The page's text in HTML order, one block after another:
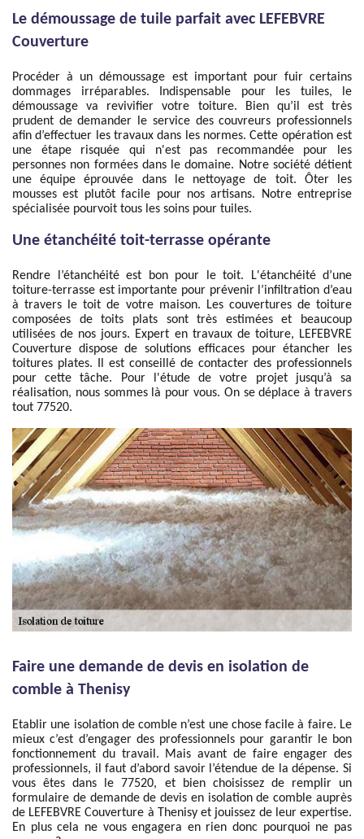
Le démoussage de tuile parfait avec LEFEBVRE
Couverture
Procéder à un démoussage est important pour fuir certains
dommages irréparables. Indispensable pour les tuiles, le
démoussage va revivifier votre toiture. Bien qu’il est très
prudent de demander le service des couvreurs professionnels
afin d’effectuer les travaux dans les normes. Cette opération est
une étape risquée qui n'est pas recommandée pour les
personnes non formées dans le domaine. Notre société détient
une équipe éprouvée dans le nettoyage de toit. Ôter les
mousses est plutôt facile pour nos artisans. Notre entreprise
spécialisée pourvoit tous les soins pour tuiles.
Une étanchéité toit-terrasse opérante
Rendre l’étanchéité est bon pour le toit. L'étanchéité d’une
toiture-terrasse est importante pour prévenir l’infiltration d’eau
à travers le toit de votre maison. Les couvertures de toiture
composées de toits plats sont très estimées et beaucoup
utilisées de nos jours. Expert en travaux de toiture, LEFEBVRE
Couverture dispose de solutions efficaces pour étancher les
toitures plates. Il est conseillé de contacter des professionnels
pour cette tâche. Pour l'étude de votre projet jusqu’à sa
réalisation, nous sommes là pour vous. On se déplace à travers
tout 77520.
Faire une demande de devis en isolation de
comble à Thenisy
Etablir une isolation de comble n’est une chose facile à faire. Le
mieux c’est d’engager des professionnels pour garantir le bon
fonctionnement du travail. Mais avant de faire engager des
professionnels, il faut d’abord savoir l’étendue de la dépense. Si
vous êtes dans le 77520, et bien choisissez de remplir un
formulaire de demande de devis en isolation de comble auprès
de LEFEBVRE Couverture à Thenisy et jouissez de leur expertise.
En plus cela ne vous engagera en rien donc pourquoi ne pas